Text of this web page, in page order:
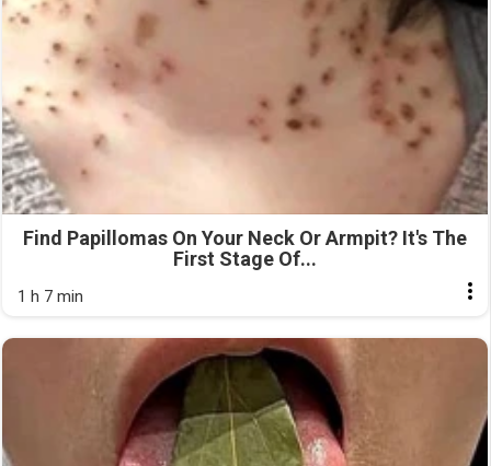
Find Papillomas On Your Neck Or Armpit? It's The
First Stage Of...
1 h 7 min